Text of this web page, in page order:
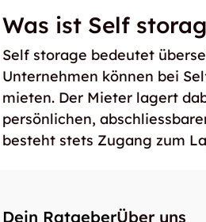
Was ist Self
Self storage bedeutet
Unternehmen können bei
mieten. Der Mieter lagert
persönlichen,
besteht stets Zugang zum
Dein RatgeberÜber uns